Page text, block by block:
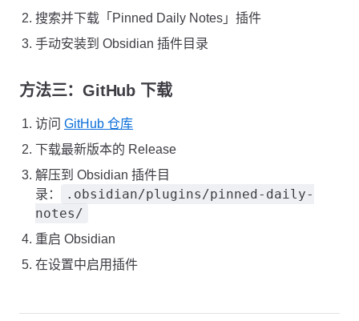
搜索并下载「Pinned Daily Notes」插件
手动安装到 Obsidian 插件目录
方法三：GitHub 下载
访问 GitHub 仓库
下载最新版本的 Release
解压到 Obsidian 插件目
录：
.obsidian/plugins/pinned-daily-
notes/
重启 Obsidian
在设置中启用插件